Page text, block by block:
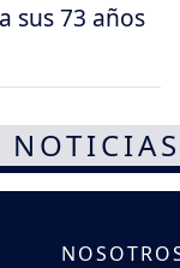
sus 73 años